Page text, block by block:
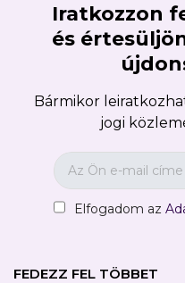
Iratkozzon
és
Bármikor
jogi
Elfogadom az
FEDEZZ FEL TÖBBET